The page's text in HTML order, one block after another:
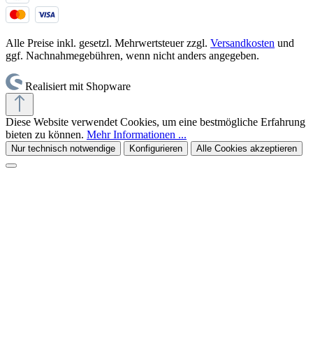
Alle Preise inkl. gesetzl. Mehrwertsteuer zzgl. Versandkosten und
ggf. Nachnahmegebühren, wenn nicht anders angegeben.
Realisiert mit Shopware
Diese Website verwendet Cookies, um eine bestmögliche Erfahrung
bieten zu können. Mehr Informationen ...
Nur technisch notwendige Konfigurieren Alle Cookies akzeptieren